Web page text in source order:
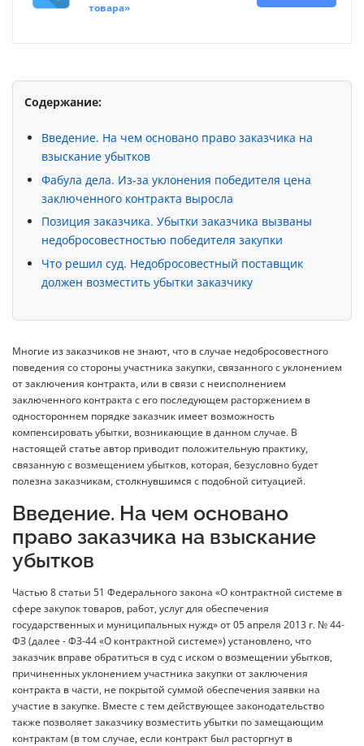
товара»
Содержание:
Введение. На чем основано право заказчика на
взыскание убытков
Фабула дела. Из-за уклонения победителя цена
заключенного контракта выросла
Позиция заказчика. Убытки заказчика вызваны
недобросовестностью победителя закупки
Что решил суд. Недобросовестный поставщик
должен возместить убытки заказчику
Многие из заказчиков не знают, что в случае недобросовестного
поведения со стороны участника закупки, связанного с уклонением
от заключения контракта, или в связи с неисполнением
заключенного контракта с его последующем расторжением в
одностороннем порядке заказчик имеет возможность
компенсировать убытки, возникающие в данном случае. В
настоящей статье автор приводит положительную практику,
связанную с возмещением убытков, которая, безусловно будет
полезна заказчикам, столкнувшимся с подобной ситуацией.
Введение. На чем основано
право заказчика на взыскание
убытков
Частью 8 статьи 51 Федерального закона «О контрактной системе в
сфере закупок товаров, работ, услуг для обеспечения
государственных и муниципальных нужд» от 05 апреля 2013 г. № 44-
ФЗ (далее - ФЗ-44 «О контрактной системе») установлено, что
заказчик вправе обратиться в суд с иском о возмещении убытков,
причиненных уклонением участника закупки от заключения
контракта в части, не покрытой суммой обеспечения заявки на
участие в закупке. Вместе с тем действующее законодательство
также позволяет заказчику возместить убытки по замещающим
контрактам (в том случае, если контракт был расторгнут в